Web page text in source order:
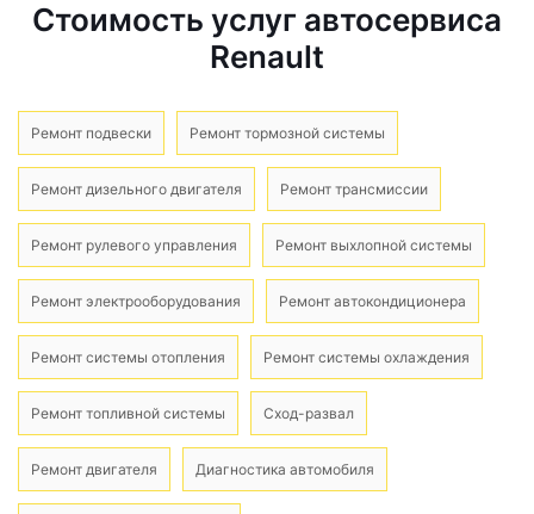
Стоимость услуг автосервиса
Renault
Ремонт подвески Ремонт тормозной системы
Ремонт дизельного двигателя Ремонт трансмиссии
Ремонт рулевого управления Ремонт выхлопной системы
Ремонт электрооборудования Ремонт автокондиционера
Ремонт системы отопления Ремонт системы охлаждения
Ремонт топливной системы Сход-развал
Ремонт двигателя Диагностика автомобиля